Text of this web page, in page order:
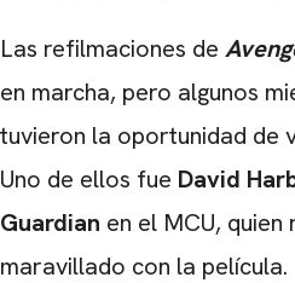
Las refilmaciones de
en marcha, pero algunos
tuvieron la oportunidad de
Uno de ellos fue David
Guardian en el MCU,
maravillado con la película.